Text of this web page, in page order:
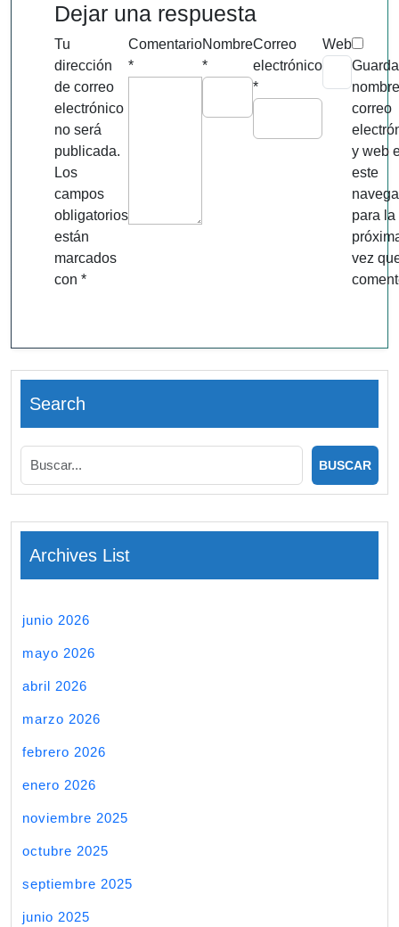
Dejar una respuesta
Tu
dirección
de correo
electrónico
no será
publicada.
Los
campos
obligatorios
están
marcados
con *
Comentario
*
Nombre
*
Correo
electrónico
*
Web
correo
y web
este
para la
vez
Search
Archives List
junio 2026
mayo 2026
abril 2026
marzo 2026
febrero 2026
enero 2026
noviembre 2025
octubre 2025
septiembre 2025
junio 2025